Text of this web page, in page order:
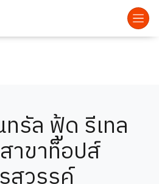
รัล ฟู้ด รีเทล
าขาท็อปส์